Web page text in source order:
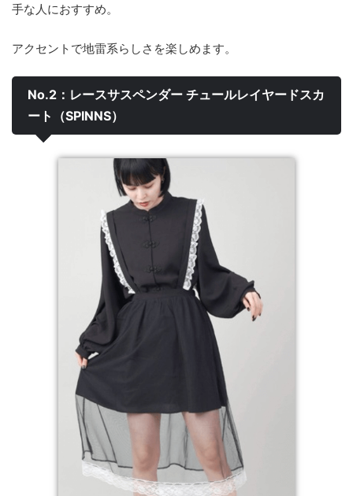
手な人におすすめ。
アクセントで地雷系らしさを楽しめます。
No.2：レースサスペンダー チュールレイヤードスカ
ート（SPINNS）